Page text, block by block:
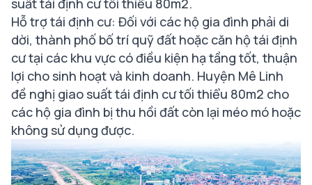
suất tái định cư tối thiểu 80m2.
Hỗ trợ tái định cư: Đối với các hộ gia đình phải di
dời, thành phố bố trí quỹ đất hoặc căn hộ tái định
cư tại các khu vực có điều kiện hạ tầng tốt, thuận
lợi cho sinh hoạt và kinh doanh. Huyện Mê Linh
đề nghị giao suất tái định cư tối thiểu 80m2 cho
các hộ gia đình bị thu hồi đất còn lại méo mó hoặc
không sử dụng được.